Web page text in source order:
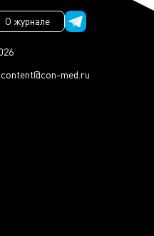
content@con-med.ru
О журнале